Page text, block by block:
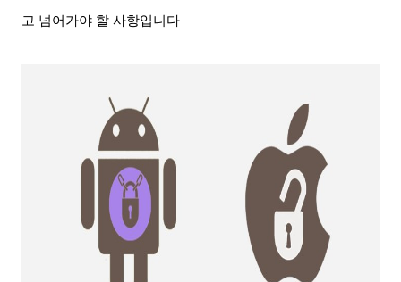
고 넘어가야 할 사항입니다